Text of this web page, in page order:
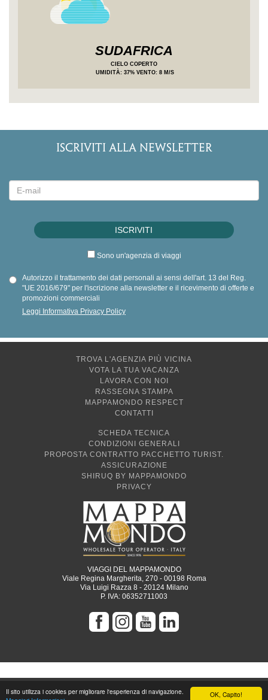
OK, Capito!
Il sito utilizza i cookies per migliorare l'esperienza di navigazione.
SUDAFRICA
CIELO COPERTO
UMIDITÀ : 37% VENTO: 8 M/S
ISCRIVITI ALLA NEWSLETTER
"UE 2016/679" per l'iscrizione alla newsletter e il ricevimento di offerte e
promozioni commerciali
Leggi Informativa Privacy Policy
VOTA LA TUA VACANZA
LAVORA CON NOI
RASSEGNA STAMPA
MAPPAMONDO RESPECT
CONTATTI
CONDIZIONI GENERALI
PROPOSTA CONTRATTO PACCHETTO TURIST.
ASSICURAZIONE
SHIRUQ BY MAPPAMONDO
PRIVACY
Viale Regina Margherita, 270 - 00198 Roma
Via Luigi Razza 8 - 20124 Milano
P. IVA: 06352711003